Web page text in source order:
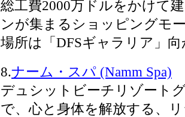
総工費2000万ドルをかけて
ンが集まるショッピングモ
場所は「DFSギャラリア」
8.ナーム・スパ (Namm Spa)
デュシットビーチリゾート
で、心と身体を解放する、